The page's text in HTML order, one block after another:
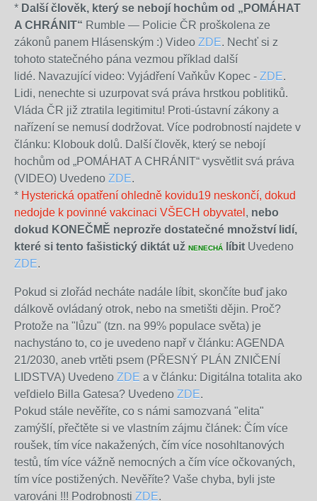
* Další člověk, který se nebojí hochům od „POMÁHAT
A CHRÁNIT“ Rumble — Policie ČR proškolena ze
zákonů panem Hlásenským :) Video ZDE. Nechť si z
tohoto statečného pána vezmou příklad další
lidé. Navazující video: Vyjádření Vaňkův Kopec - ZDE.
Lidi, nenechte si uzurpovat svá práva hrstkou poblitiků.
Vláda ČR již ztratila legitimitu! Proti-ústavní zákony a
nařízení se nemusí dodržovat. Více podrobností najdete v
článku: Klobouk dolů. Další člověk, který se nebojí
hochům od „POMÁHAT A CHRÁNIT“ vysvětlit svá práva
(VIDEO) Uvedeno ZDE.
* Hysterická opatření ohledně kovidu19 neskončí, dokud
nedojde k povinné vakcinaci VŠECH obyvatel , nebo
dokud KONEČMĚ neprozře dostatečné množství lidí,
které si tento fašistický diktát už NENECHÁ líbit Uvedeno
ZDE.
Pokud si zlořád necháte nadále líbit, skončíte buď jako
dálkově ovládaný otrok, nebo na smetišti dějin. Proč?
Protože na "lůzu" (tzn. na 99% populace světa) je
nachystáno to, co je uvedeno např v článku: AGENDA
21/2030, aneb vrtěti psem (PŘESNÝ PLÁN ZNIČENÍ
LIDSTVA) Uvedeno ZDE a v článku: Digitálna totalita ako
veľdielo Billa Gatesa? Uvedeno ZDE.
Pokud stále nevěříte, co s námi samozvaná "elita"
zamýšlí, přečtěte si ve vlastním zájmu článek: Čím více
roušek, tím více nakažených, čím více nosohltanových
testů, tím více vážně nemocných a čím více očkovaných,
tím více postižených. Nevěříte? Vaše chyba, byli jste
varováni !!! Podrobnosti ZDE.